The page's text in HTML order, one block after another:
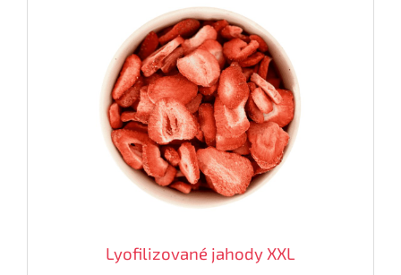
Lyofilizované jahody XXL